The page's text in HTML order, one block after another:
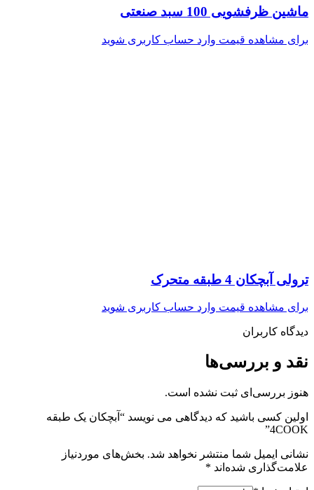
ماشین ظرفشویی 100 سبد صنعتی
برای مشاهده قیمت وارد حساب کاربری شوید
ترولی آبچکان 4 طبقه متحرک
برای مشاهده قیمت وارد حساب کاربری شوید
دیدگاه کاربران
نقد و بررسی‌ها
هنوز بررسی‌ای ثبت نشده است.
اولین کسی باشید که دیدگاهی می نویسد “آبچکان یک طبقه
4COOK”
نشانی ایمیل شما منتشر نخواهد شد. بخش‌های موردنیاز
علامت‌گذاری شده‌اند *